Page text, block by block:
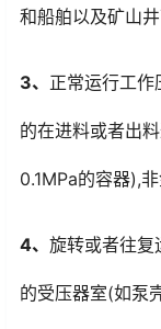
和船舶以及矿山
3、 正常运行工作
的在进料或者出
0.1MPa的容器),
4、 旋转或者往复
的受压器室(如泵